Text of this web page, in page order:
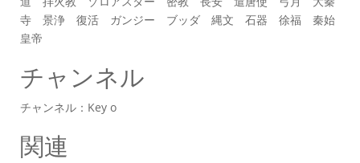
寺 景浄 復活 ガンジー ブッダ 縄文 石器 徐福 秦始
皇帝
チャンネル
チャンネル：Key o
関連